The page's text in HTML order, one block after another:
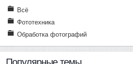
Всё
Фототехника
Обработка фотографий